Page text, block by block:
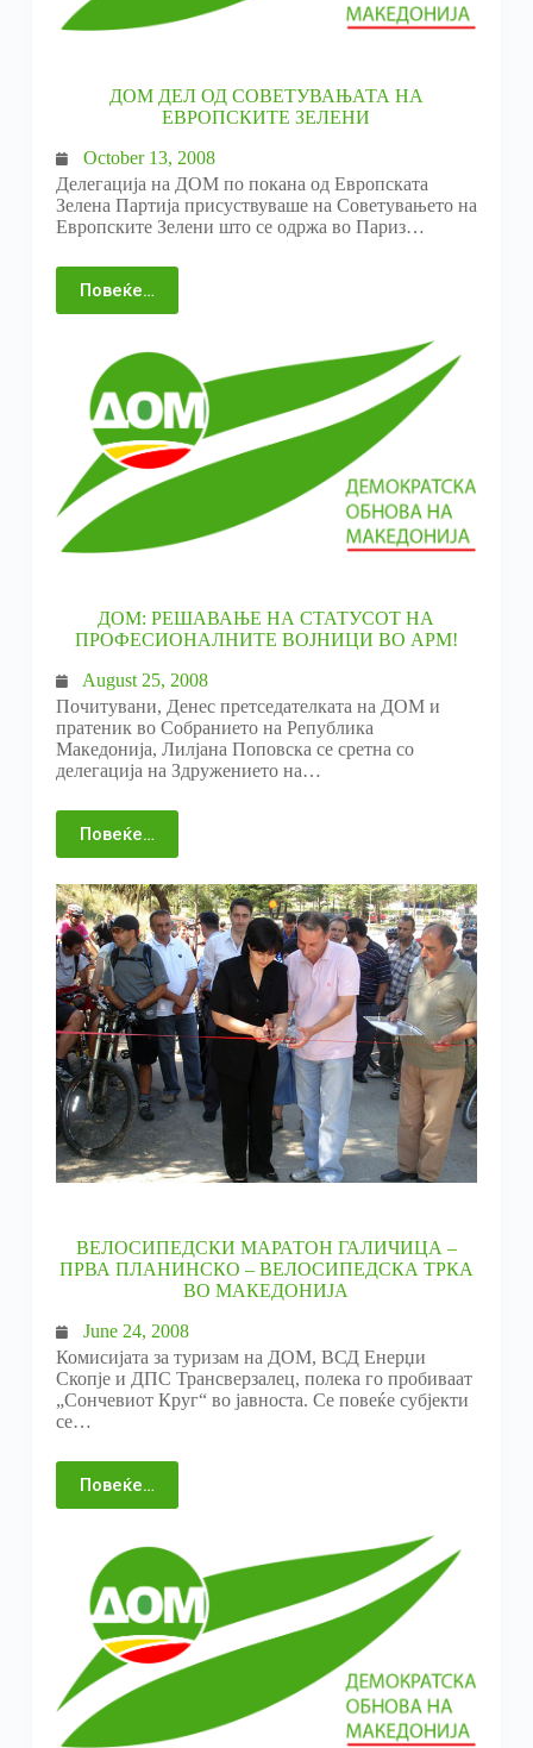
ДОМ ДЕЛ ОД СОВЕТУВАЊАТА НА
ЕВРОПСКИТЕ ЗЕЛЕНИ
October 13, 2008
Делегација на ДОМ по покана од Европската
Зелена Партија присуствуваше на Советувањето на
Европските Зелени што се одржа во Париз…
Повеќе…
ДОМ: РЕШАВАЊЕ НА СТАТУСОТ НА
ПРОФЕСИОНАЛНИТЕ ВОЈНИЦИ ВО АРМ!
August 25, 2008
Почитувани, Денес претседателката на ДОМ и
пратеник во Собранието на Република
Македонија, Лилјана Поповска се сретна со
делегација на Здружението на…
Повеќе…
ВЕЛОСИПЕДСКИ МАРАТОН ГАЛИЧИЦА –
ПРВА ПЛАНИНСКО – ВЕЛОСИПЕДСКА ТРКА
ВО МАКЕДОНИЈА
June 24, 2008
Комисијата за туризам на ДОМ, ВСД Енерџи
Скопје и ДПС Трансверзалец, полека го пробиваат
„Сончевиот Круг“ во јавноста. Се повеќе субјекти
се…
Повеќе…